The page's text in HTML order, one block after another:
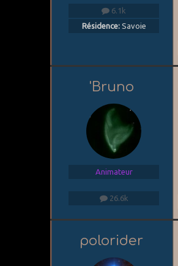
6.1k
Résidence:Savoie
'Bruno
Animateur
26.6k
polorider